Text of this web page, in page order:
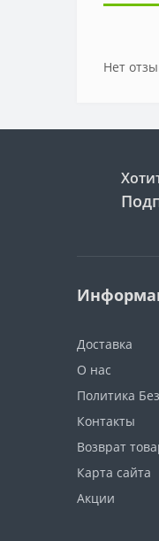
Нет
Доставка
О нас
Политика
Контакты
Возврат
Карта сайта
Акции